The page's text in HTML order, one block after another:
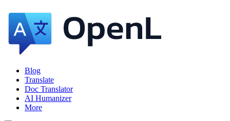
Blog
Translate
Doc Translator
AI Humanizer
More